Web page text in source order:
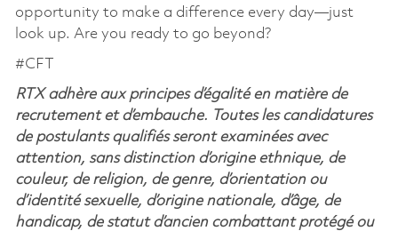
opportunity to make a difference every day—just
look up. Are you ready to go beyond?
#CFT
RTX adhère aux principes d’égalité en matière de
recrutement et d’embauche. Toutes les candidatures
de postulants qualifiés seront examinées avec
attention, sans distinction d’origine ethnique, de
couleur, de religion, de genre, d’orientation ou
d’identité sexuelle, d’origine nationale, d’âge, de
handicap, de statut d’ancien combattant protégé ou